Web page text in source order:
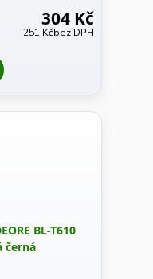
304 Kč
251 Kčbez DPH